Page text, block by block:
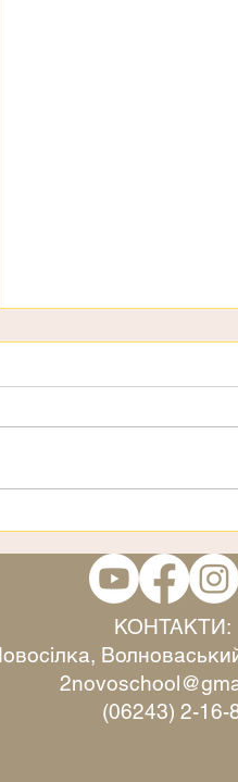
День дітей
КОНТАКТИ:
(06243) 2-16-